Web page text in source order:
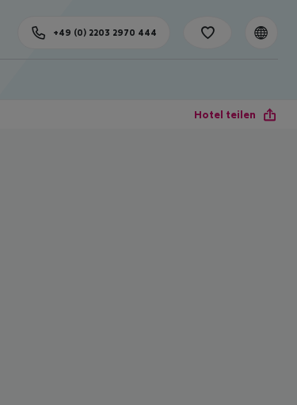
+49 (0) 2203 2970 444
Hotel teilen